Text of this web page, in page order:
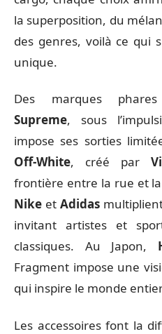
la superposition, du
des genres, voilà ce qui
unique.
Des marques
Supreme, sous
impose ses sorties
Off-White, créé par
frontière entre la rue et la
Nike et Adidas
invitant artistes et
classiques. Au Japon,
Fragment impose une
qui inspire le monde
Les accessoires font la